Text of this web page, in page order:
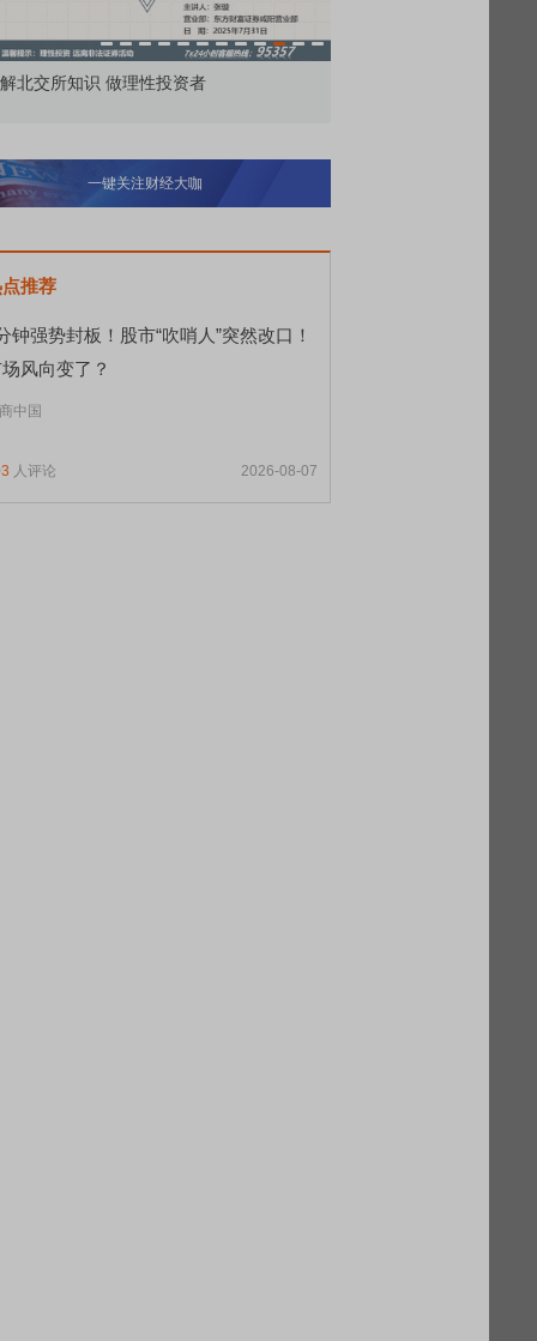
委托那么多种，究竟怎么用？
一键关注财经大咖
推荐
钟强势封板！股市“吹哨人”突然改口！
风向变了？
中国
人评论 2026-08-07